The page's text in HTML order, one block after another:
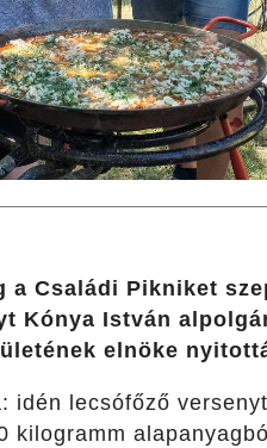
a Családi Pikniket
Kónya István
elnöke
idén lecsófőző
kilogramm